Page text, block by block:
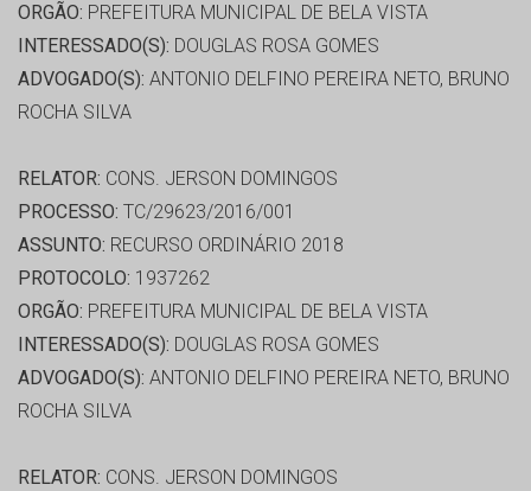
ORGÃO: PREFEITURA MUNICIPAL DE BELA VISTA
INTERESSADO(S): DOUGLAS ROSA GOMES
ADVOGADO(S): ANTONIO DELFINO PEREIRA NETO, BRUNO
ROCHA SILVA
RELATOR: CONS. JERSON DOMINGOS
PROCESSO: TC/29623/2016/001
ASSUNTO: RECURSO ORDINÁRIO 2018
PROTOCOLO: 1937262
ORGÃO: PREFEITURA MUNICIPAL DE BELA VISTA
INTERESSADO(S): DOUGLAS ROSA GOMES
ADVOGADO(S): ANTONIO DELFINO PEREIRA NETO, BRUNO
ROCHA SILVA
RELATOR: CONS. JERSON DOMINGOS